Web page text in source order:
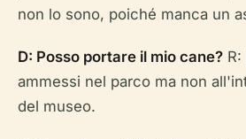
non lo sono, poiché manca un
D: Posso portare il mio cane?
ammessi nel parco ma non
del museo.